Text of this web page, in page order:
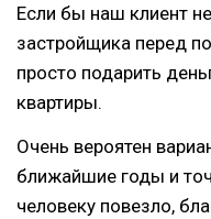
Если бы наш клиент
застройщика перед
просто подарить
квартиры.
Очень вероятен
ближайшие годы и
человеку повезло,